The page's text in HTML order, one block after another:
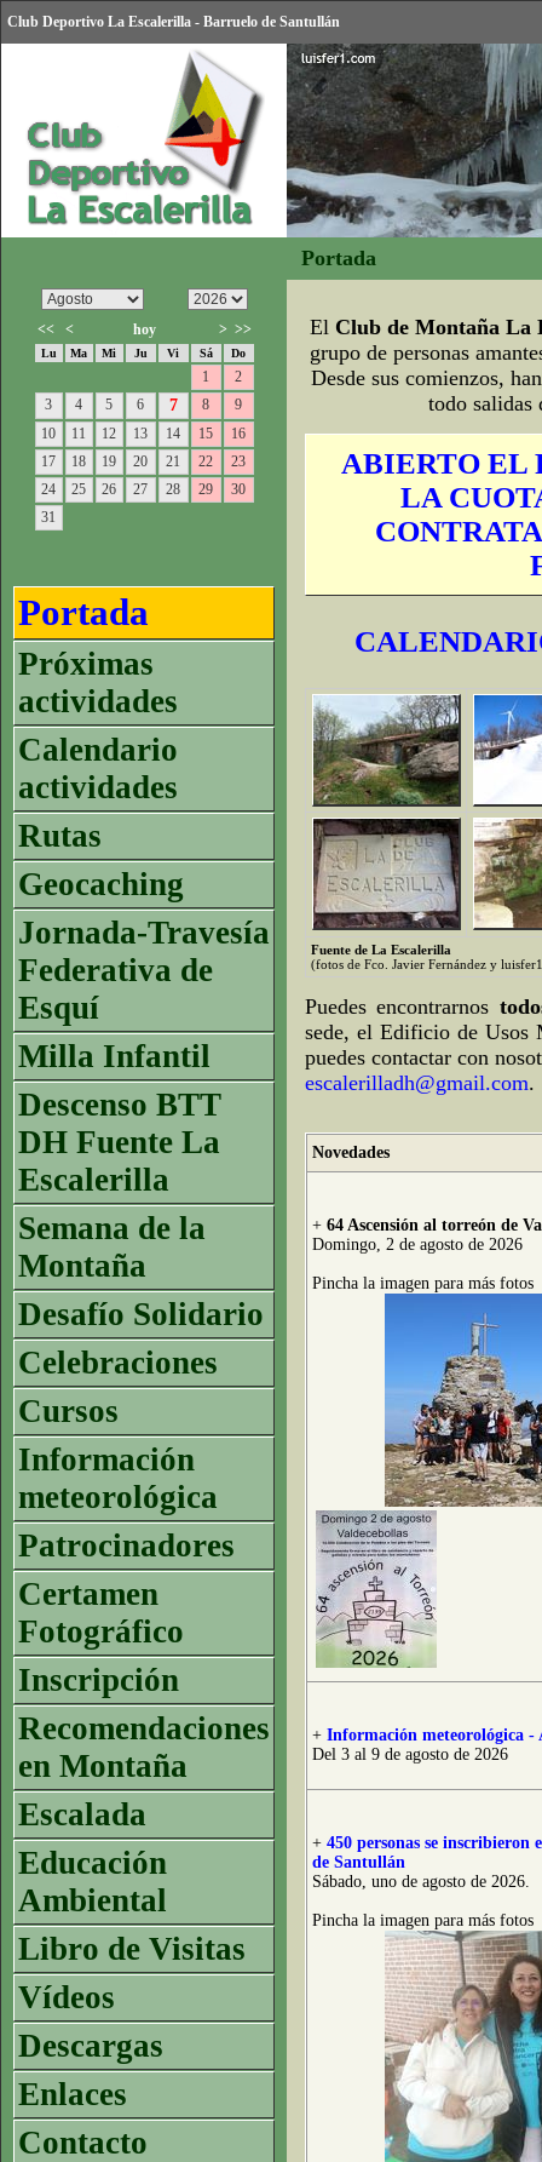
Club Deportivo La Escalerilla - Barruelo de Santullán
Portada
<< < hoy > >>
Lu Ma Mi Ju Vi Sá Do
1
2
3
4 5 6 7 8
9
10
11 12 13 14 15
16
17
18 19 20 21 22
23
24
25 26 27 28 29
30
31
Portada
Próximas
actividades
Calendario
actividades
Rutas
Geocaching
Jornada-Travesía
Federativa de
Esquí
Milla Infantil
Descenso BTT
DH Fuente La
Escalerilla
Semana de la
Montaña
Desafío Solidario
Celebraciones
Cursos
Información
meteorológica
Patrocinadores
Certamen
Fotográfico
Inscripción
Recomendaciones
en Montaña
Escalada
Educación
Ambiental
Libro de Visitas
Vídeos
Descargas
Enlaces
Contacto
El Club de Montaña La
grupo de personas
Desde sus comienzos,
todo salidas
ABIERTO EL
LA
Fuente de La Escalerilla
(fotos de Fco. Javier Fernández y
Puedes encontrarnos
sede, el Edificio de Usos
puedes contactar con
escalerilladh@gmail.com.
Novedades
+ 64 Ascensión al torreón de
Domingo, 2 de agosto de 2026
Pincha la imagen para más fotos
+ Información meteorológica -
Del 3 al 9 de agosto de 2026
+ 450 personas se
de Santullán
Sábado, uno de agosto de 2026.
Pincha la imagen para más fotos